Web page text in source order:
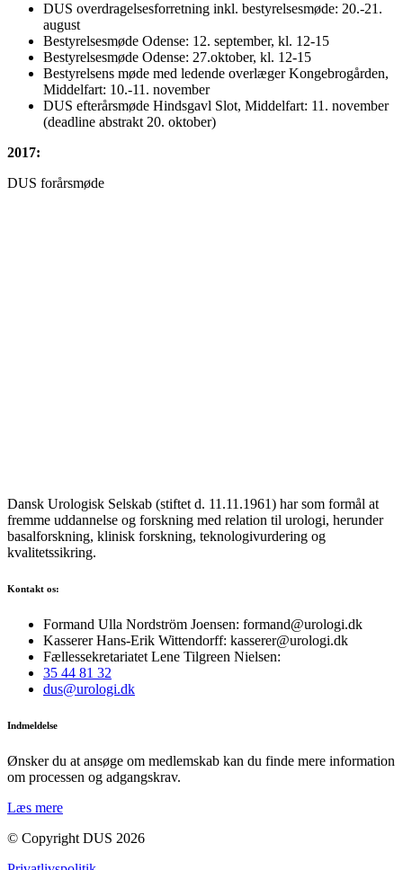
DUS overdragelsesforretning inkl. bestyrelsesmøde: 20.-21.
august
Bestyrelsesmøde Odense: 12. september, kl. 12-15
Bestyrelsesmøde Odense: 27.oktober, kl. 12-15
Bestyrelsens møde med ledende overlæger Kongebrogården,
Middelfart: 10.-11. november
DUS efterårsmøde Hindsgavl Slot, Middelfart: 11. november
(deadline abstrakt 20. oktober)
2017:
DUS forårsmøde
Dansk Urologisk Selskab (stiftet d. 11.11.1961) har som formål at
fremme uddannelse og forskning med relation til urologi, herunder
basalforskning, klinisk forskning, teknologivurdering og
kvalitetssikring.
Kontakt os:
Formand Ulla Nordström Joensen: formand@urologi.dk
Kasserer Hans-Erik Wittendorff: kasserer@urologi.dk
Fællessekretariatet Lene Tilgreen Nielsen:
35 44 81 32
dus@urologi.dk
Indmeldelse
Ønsker du at ansøge om medlemskab kan du finde mere information
om processen og adgangskrav.
Læs mere
© Copyright DUS 2026